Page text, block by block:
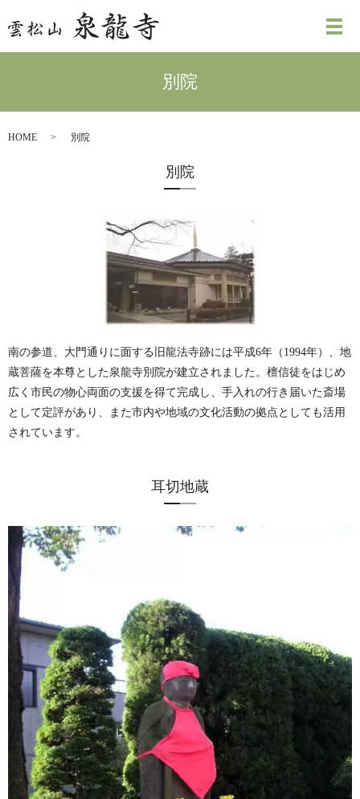
別院
HOME 別院
別院
南の参道、大門通りに面する旧龍法寺跡には平成6年（1994年）、地
蔵菩薩を本尊とした泉龍寺別院が建立されました。檀信徒をはじめ
広く市民の物心両面の支援を得て完成し、手入れの行き届いた斎場
として定評があり、また市内や地域の文化活動の拠点としても活用
されています。
耳切地蔵